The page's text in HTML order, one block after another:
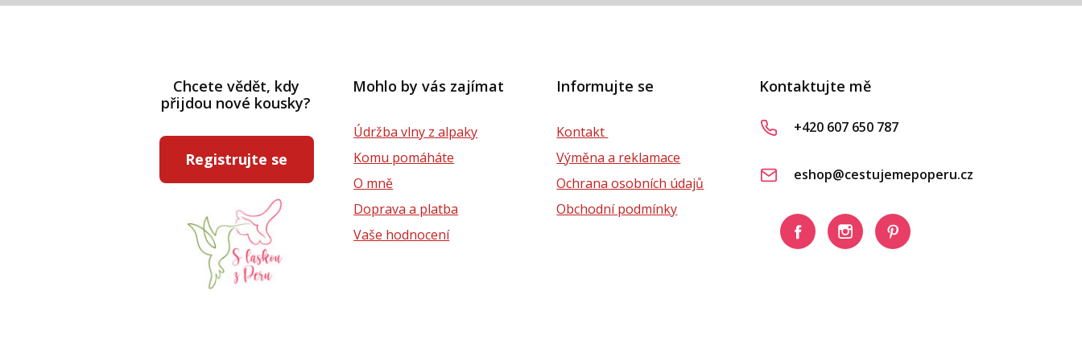
Chcete vědět, kdy
přijdou nové kousky?
Registrujte se
Mohlo by vás zajímat
Údržba vlny z alpaky
Komu pomáháte
O mně
Doprava a platba
Vaše hodnocení
Informujte se
Kontakt
Výměna a reklamace
Ochrana osobních údajů
Obchodní podmínky
Kontaktujte mě
+420 607 650 787
eshop@cestujemepoperu.cz